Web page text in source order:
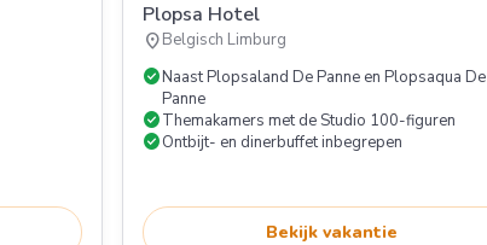
Plopsa Hotel
location_onBelgisch Limburg
check_circleNaast Plopsaland De Panne en Plopsaqua De
Panne
check_circleThemakamers met de Studio 100-figuren
check_circleOntbijt- en dinerbuffet inbegrepen
Bekijk vakantie